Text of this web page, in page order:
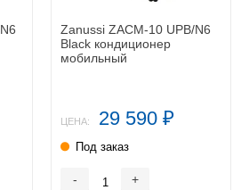
Zanussi ZACM-10 UPB/N6
Black кондиционер
мобильный
ЦЕНА: 29 590 ₽
Под заказ
- +